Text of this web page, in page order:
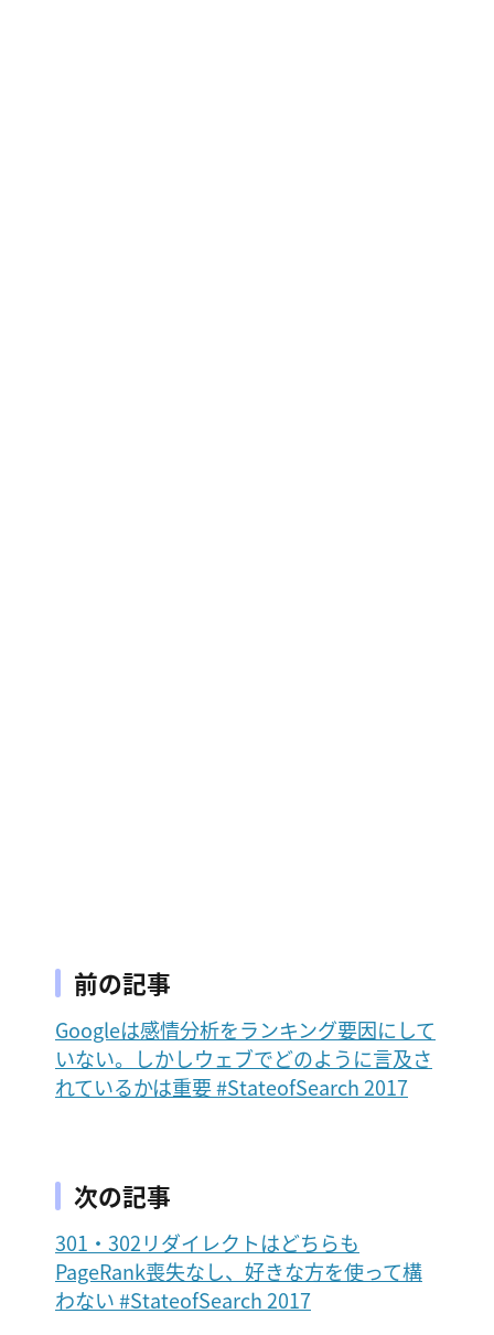
前の記事
Googleは感情分析をランキング要因にして
いない。しかしウェブでどのように言及さ
れているかは重要 #StateofSearch 2017
次の記事
301・302リダイレクトはどちらも
PageRank喪失なし、好きな方を使って構
わない #StateofSearch 2017